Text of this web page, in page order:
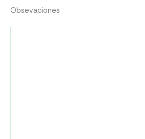
Obsevaciones